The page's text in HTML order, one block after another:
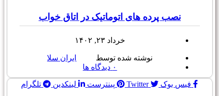
نصب پرده های اتوماتیک در اتاق خواب
خرداد ۲۳, ۱۴۰۲
نوشته شده توسط
ایران سلا
۰ دیدگاه ها
فیس بوک Twitter پینترست لینکدین تلگرام